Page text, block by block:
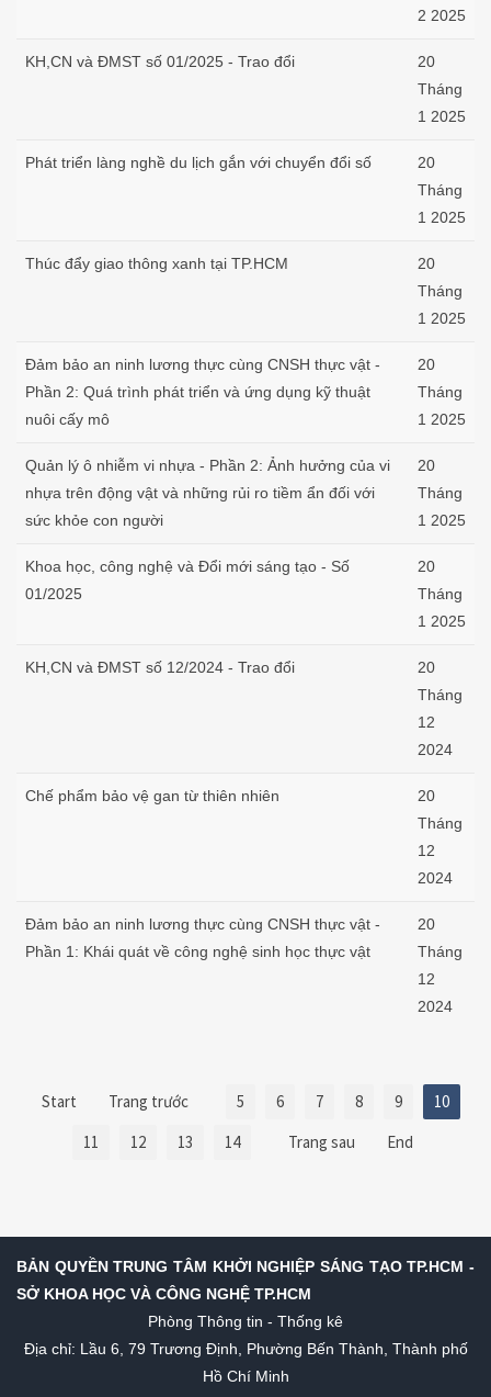
2 2025
KH,CN và ĐMST số 01/2025 - Trao đổi
20
Tháng
1 2025
Phát triển làng nghề du lịch gắn với chuyển đổi số
20
Tháng
1 2025
Thúc đẩy giao thông xanh tại TP.HCM
20
Tháng
1 2025
Đảm bảo an ninh lương thực cùng CNSH thực vật -
Phần 2: Quá trình phát triển và ứng dụng kỹ thuật
nuôi cấy mô
20
Tháng
1 2025
Quản lý ô nhiễm vi nhựa - Phần 2: Ảnh hưởng của vi
nhựa trên động vật và những rủi ro tiềm ẩn đối với
sức khỏe con người
20
Tháng
1 2025
Khoa học, công nghệ và Đổi mới sáng tạo - Số
01/2025
20
Tháng
1 2025
KH,CN và ĐMST số 12/2024 - Trao đổi
20
Tháng
12
2024
Chế phẩm bảo vệ gan từ thiên nhiên
20
Tháng
12
2024
Đảm bảo an ninh lương thực cùng CNSH thực vật -
Phần 1: Khái quát về công nghệ sinh học thực vật
20
Tháng
12
2024
Start Trang trước 5 6 7 8 9
10
11
12 13 14 Trang sau End
BẢN QUYỀN TRUNG TÂM KHỞI NGHIỆP SÁNG TẠO TP.HCM -
SỞ KHOA HỌC VÀ CÔNG NGHỆ TP.HCM
Phòng Thông tin - Thống kê
Địa chỉ: Lầu 6, 79 Trương Định, Phường Bến Thành, Thành phố
Hồ Chí Minh